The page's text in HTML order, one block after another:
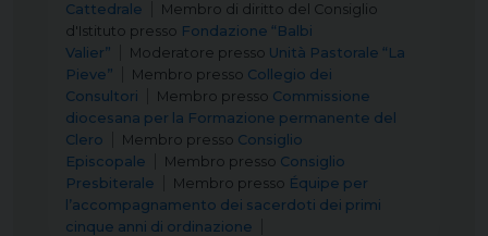
Cattedrale
Membro di diritto del Consiglio
d'Istituto presso Fondazione “Balbi
Valier”
Moderatore presso Unità Pastorale “La
Pieve”
Membro presso Collegio dei
Consultori
Membro presso Commissione
diocesana per la Formazione permanente del
Clero
Membro presso Consiglio
Episcopale
Membro presso Consiglio
Presbiterale
Membro presso Équipe per
l’accompagnamento dei sacerdoti dei primi
cinque anni di ordinazione